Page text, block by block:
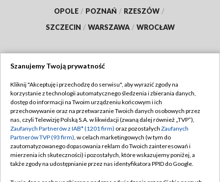
OPOLE / POZNAŃ / RZESZÓW /
SZCZECIN / WARSZAWA / WROCŁAW
TVP
Abonament TVP
Emisja w TVP
Centrum informacji TVP
Naziemna Telewizja Cyfrowa
Regulamin TVP
Polityka prywatności
Moje zgody
Pomoc
Szanujemy Twoją prywatność
Kliknij "Akceptuję i przechodzę do serwisu", aby wyrazić zgody na
korzystanie z technologii automatycznego śledzenia i zbierania danych,
dostęp do informacji na Twoim urządzeniu końcowym i ich
przechowywanie oraz na przetwarzanie Twoich danych osobowych przez
nas, czyli Telewizję Polską S.A. w likwidacji (zwaną dalej również „TVP”),
Zaufanych Partnerów z IAB* (1201 firm) oraz pozostałych Zaufanych
Partnerów TVP (93 firm), w celach marketingowych (w tym do
zautomatyzowanego dopasowania reklam do Twoich zainteresowań i
mierzenia ich skuteczności) i pozostałych, które wskazujemy poniżej, a
także zgody na udostępnianie przez nas identyfikatora PPID do Google.